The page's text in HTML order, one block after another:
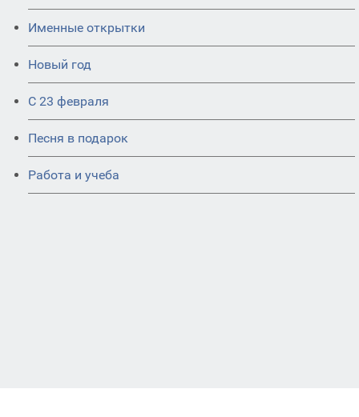
Именные открытки
Новый год
С 23 февраля
Песня в подарок
Работа и учеба